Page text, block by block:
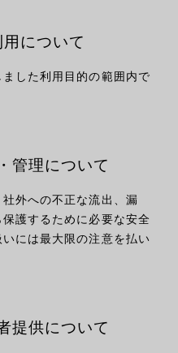
について
した利用目的の範囲内で
管理について
外への不正な流出、漏
護するために必要な安全
には最大限の注意を払い
提供について